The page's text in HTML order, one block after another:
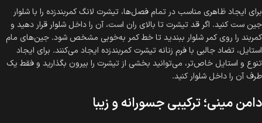
برای ایجاد ظاهری مناسب در تمام فصل‌ها، تیشرت لانگ کمربندزده را با شلوار
جین ست کنید. اگر قد تیشرت تا بالای ران است، آن را داخل شلوار قرار دهید و
کمربند را روی کمر شلوار ببندید تا خط کمر به‌خوبی مشخص شود. جین‌های مام
استایل، تضاد جالبی با فرم زنانه تیشرت کمربندزده ایجاد می‌کنند. برای ایجاد
تنوع و استایل خاص‌تر، می‌توانید بخشی از تیشرت را بیرون بگذارید و فقط یک
طرف آن را داخل شلوار کنید.
دامن مینی؛ ترکیبی جسورانه و زیبا